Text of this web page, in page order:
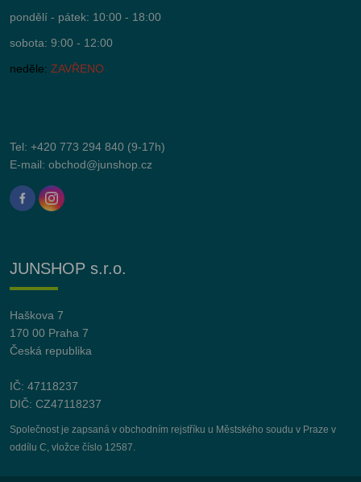
pondělí - pátek: 10:00 - 18:00
sobota: 9:00 - 12:00
neděle: ZAVŘENO
Tel: +420 773 294 840 (9-17h)
E-mail: obchod@junshop.cz
JUNSHOP s.r.o.
Haškova 7
170 00 Praha 7
Česká republika
IČ: 47118237
DIČ: CZ47118237
Společnost je zapsaná v obchodním rejstříku u Městského soudu v Praze v
oddílu C, vložce číslo 12587.